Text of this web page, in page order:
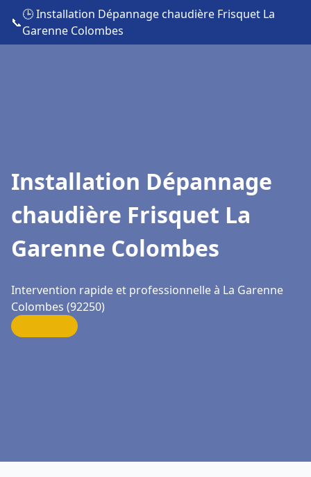
📞
🕒 Installation Dépannage chaudière Frisquet La
Garenne Colombes
Installation Dépannage
chaudière Frisquet La
Garenne Colombes
Intervention rapide et professionnelle à La Garenne
Colombes (92250)